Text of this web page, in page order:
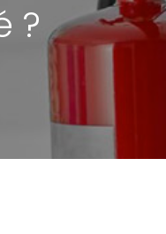
?